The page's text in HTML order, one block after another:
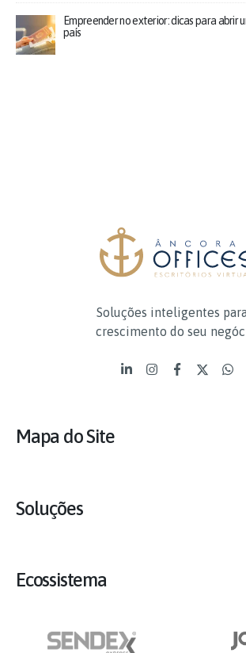
Empreender no exterior: dicas para abrir
país
Soluções inteligentes
crescimento do seu
Mapa do Site
Soluções
Ecossistema